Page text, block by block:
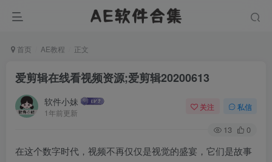
首页 AE教程 正文
爱剪辑在线看视频资源;爱剪辑20200613
软件小妹
1年前更新
关注 私信
13 0
在这个数字时代，视频不再仅仅是视觉的盛宴，它们是故事